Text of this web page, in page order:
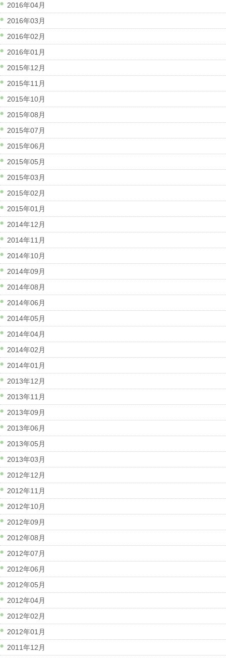
2016年04月
2016年03月
2016年02月
2016年01月
2015年12月
2015年11月
2015年10月
2015年08月
2015年07月
2015年06月
2015年05月
2015年03月
2015年02月
2015年01月
2014年12月
2014年11月
2014年10月
2014年09月
2014年08月
2014年06月
2014年05月
2014年04月
2014年02月
2014年01月
2013年12月
2013年11月
2013年09月
2013年06月
2013年05月
2013年03月
2012年12月
2012年11月
2012年10月
2012年09月
2012年08月
2012年07月
2012年06月
2012年05月
2012年04月
2012年02月
2012年01月
2011年12月